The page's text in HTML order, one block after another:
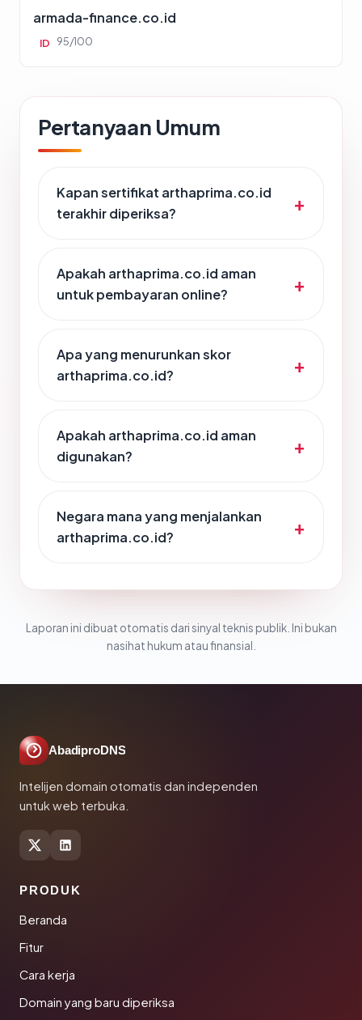
armada-finance.co.id
ID 95/100
Pertanyaan Umum
Kapan sertifikat arthaprima.co.id
terakhir diperiksa?
Apakah arthaprima.co.id aman
untuk pembayaran online?
Apa yang menurunkan skor
arthaprima.co.id?
Apakah arthaprima.co.id aman
digunakan?
Negara mana yang menjalankan
arthaprima.co.id?
Laporan ini dibuat otomatis dari sinyal teknis publik. Ini bukan
nasihat hukum atau finansial.
AbadiproDNS
Intelijen domain otomatis dan independen
untuk web terbuka.
PRODUK
Beranda
Fitur
Cara kerja
Domain yang baru diperiksa